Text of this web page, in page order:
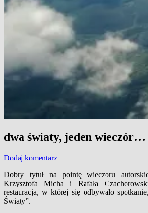
dwa światy, jeden wieczór…
Dodaj komentarz
Dobry tytuł na pointę wieczoru
Krzysztofa Micha i Rafała
restauracja, w której się odbywało
Światy”.